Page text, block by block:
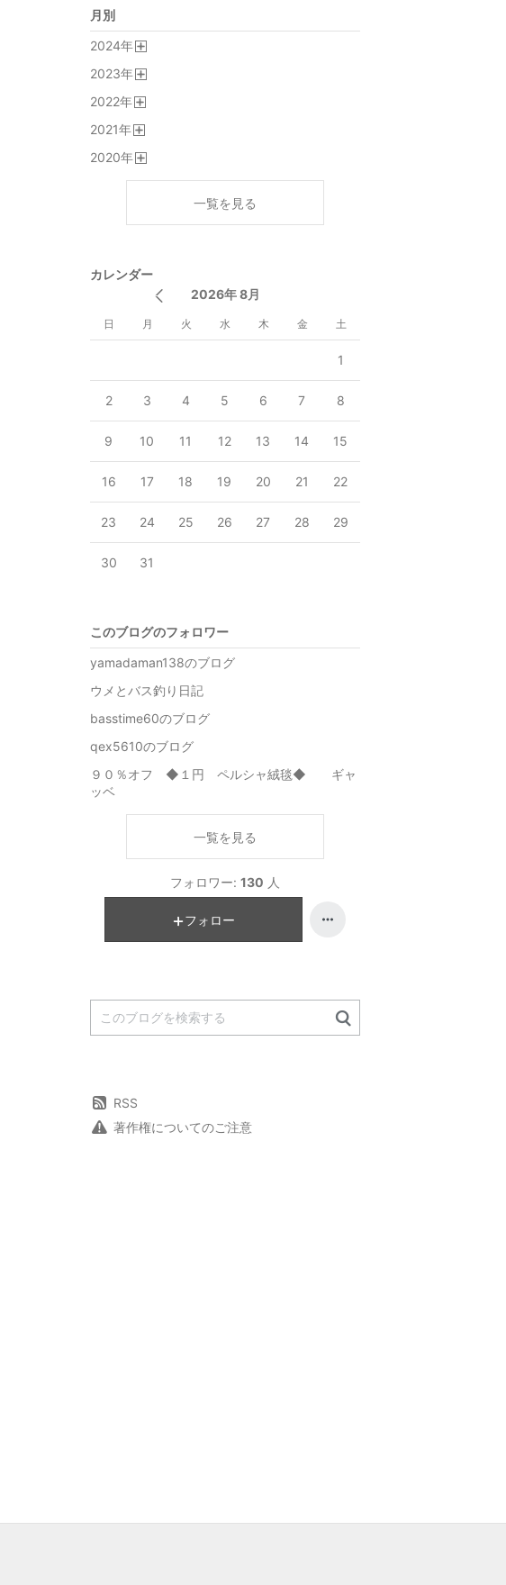
月別
2024年
2023年
2022年
2021年
2020年
一覧を見る
カレンダー
2026年 8月
日 月 火 水 木 金 土
1
2 3 4 5 6 7 8
9 10 11 12 13 14 15
16 17 18 19 20 21 22
23 24 25 26 27 28 29
30 31
このブログのフォロワー
yamadaman138のブログ
ウメとバス釣り日記
basstime60のブログ
qex5610のブログ
９０％オフ ◆１円 ペルシャ絨毯◆ ギャ
ッベ
一覧を見る
フォロワー: 130 人
フォロー
RSS
著作権についてのご注意